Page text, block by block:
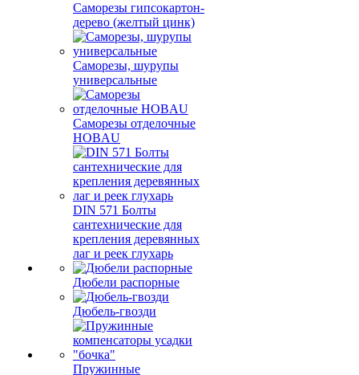
Саморезы гипсокартон-
дерево (желтый цинк)
Саморезы, шурупы
универсальные
Саморезы отделочные
HOBAU
DIN 571 Болты
сантехнические для
крепления деревянных
лаг и реек глухарь
Дюбели распорные
Дюбель-гвозди
Пружинные